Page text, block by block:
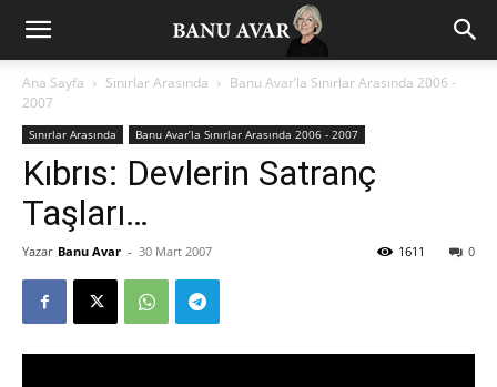
Ana Sayfa Sınırlar Arasında
Banu Avar’la Sınırlar Arasında 2006 -
2007
Sınırlar Arasında Banu Avar’la Sınırlar Arasında 2006 - 2007
Kıbrıs: Devlerin Satranç
Taşları…
Yazar Banu Avar - 30 Mart 2007 0
1611